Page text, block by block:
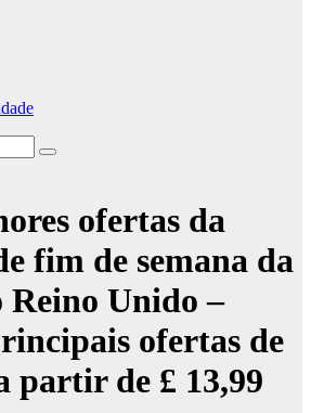
ofertas da
fim de semana da
Reino Unido –
ofertas de
partir de £ 13,99